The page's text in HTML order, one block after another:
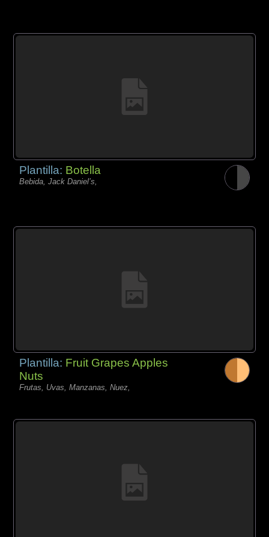
Plantilla: Botella
Bebida, Jack Daniel’s,
Plantilla: Fruit Grapes Apples
Nuts
Frutas, Uvas, Manzanas, Nuez,